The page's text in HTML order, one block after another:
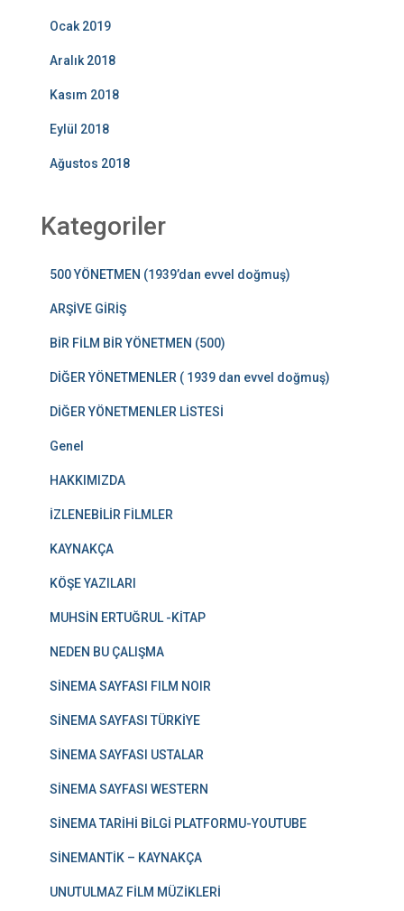
Ocak 2019
Aralık 2018
Kasım 2018
Eylül 2018
Ağustos 2018
Kategoriler
500 YÖNETMEN (1939’dan evvel doğmuş)
ARŞİVE GİRİŞ
BİR FİLM BİR YÖNETMEN (500)
DİĞER YÖNETMENLER ( 1939 dan evvel doğmuş)
DİĞER YÖNETMENLER LİSTESİ
Genel
HAKKIMIZDA
İZLENEBİLİR FİLMLER
KAYNAKÇA
KÖŞE YAZILARI
MUHSİN ERTUĞRUL -KİTAP
NEDEN BU ÇALIŞMA
SİNEMA SAYFASI FILM NOIR
SİNEMA SAYFASI TÜRKİYE
SİNEMA SAYFASI USTALAR
SİNEMA SAYFASI WESTERN
SİNEMA TARİHİ BİLGİ PLATFORMU-YOUTUBE
SİNEMANTİK – KAYNAKÇA
UNUTULMAZ FİLM MÜZİKLERİ